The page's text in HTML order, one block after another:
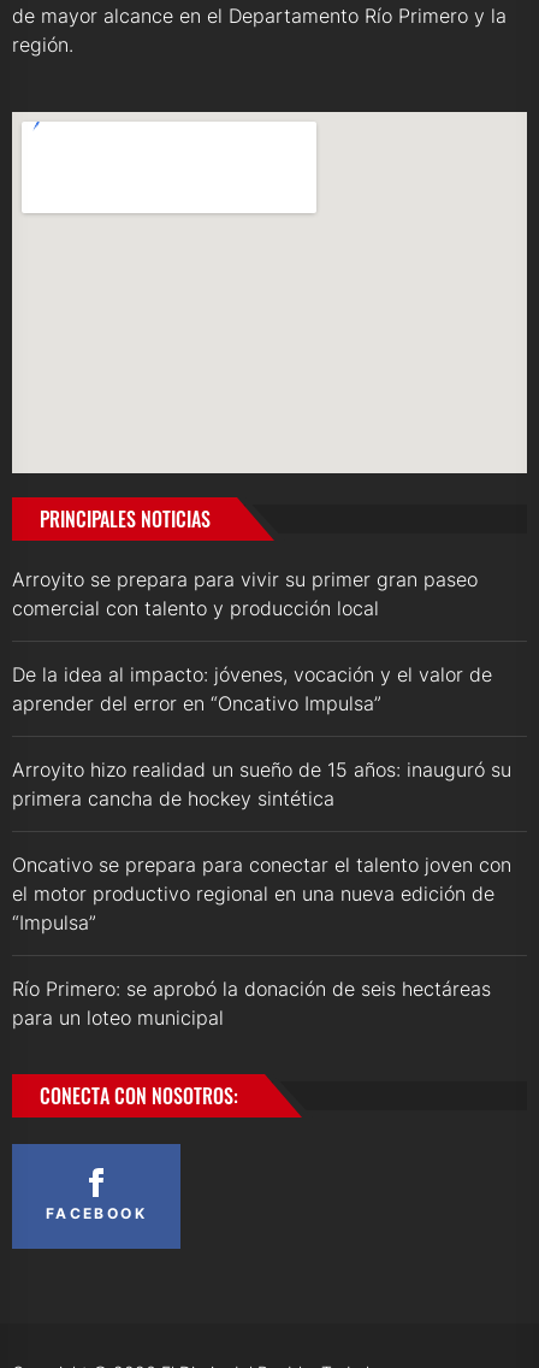
de mayor alcance en el Departamento Río Primero y la
región.
PRINCIPALES NOTICIAS
Arroyito se prepara para vivir su primer gran paseo
comercial con talento y producción local
De la idea al impacto: jóvenes, vocación y el valor de
aprender del error en “Oncativo Impulsa”
Arroyito hizo realidad un sueño de 15 años: inauguró su
primera cancha de hockey sintética
Oncativo se prepara para conectar el talento joven con
el motor productivo regional en una nueva edición de
“Impulsa”
Río Primero: se aprobó la donación de seis hectáreas
para un loteo municipal
CONECTA CON NOSOTROS:
FACEBOOK